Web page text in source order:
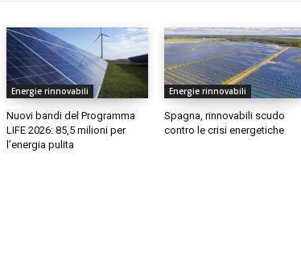
Energie rinnovabili
Nuovi bandi del Programma
LIFE 2026: 85,5 milioni per
l’energia pulita
Energie rinnovabili
Spagna, rinnovabili scudo
contro le crisi energetiche